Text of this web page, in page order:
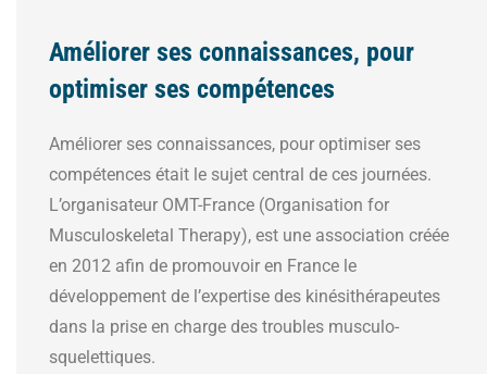
Améliorer ses connaissances, pour
optimiser ses compétences
Améliorer ses connaissances, pour optimiser ses
compétences était le sujet central de ces journées.
L’organisateur OMT-France (Organisation for
Musculoskeletal Therapy), est une association créée
en 2012 afin de promouvoir en France le
développement de l’expertise des kinésithérapeutes
dans la prise en charge des troubles musculo-
squelettiques.